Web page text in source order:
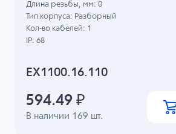
EX1100.16.110
В наличии 169 шт.
Длина резьбы, мм: 0
Тип корпуса: Разборный
Кол-во кабелей: 1
IP: 68
594.49 ₽